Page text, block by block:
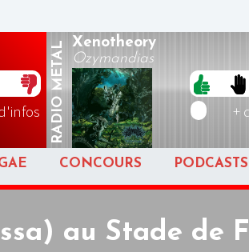
RADIO
METAL Xenotheory
Ozymandias
+
CONCOURS PODCASTS
au Stade de